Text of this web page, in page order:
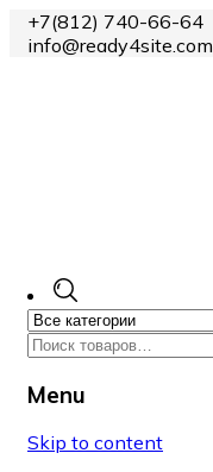
+7(812) 740-66-64
info@ready4site.com
Menu
Skip to content